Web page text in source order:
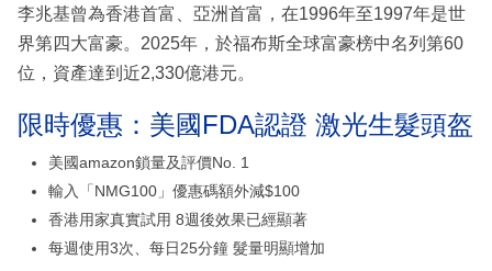
李兆基曾為香港首富、亞洲首富，在1996年至1997年是世
界第四大富豪。2025年，於福布斯全球富豪榜中名列第60
位，資產達到近2,330億港元。
限時優惠：美國FDA認證 激光生髮頭盔
美國amazon鎖量及評價No. 1
輸入「NMG100」優惠碼額外減$100
香港用家真實試用 8週後效果已經顯著
每週使用3次、每日25分鐘 髮量明顯增加